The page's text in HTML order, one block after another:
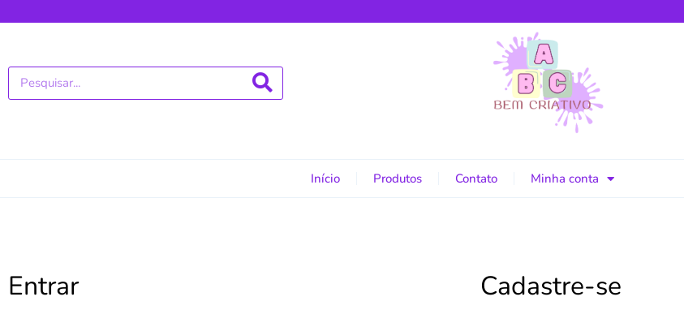
Início Produtos Contato Minha conta
Entrar Cadastre-se